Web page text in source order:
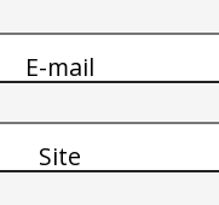
E-mail
Site